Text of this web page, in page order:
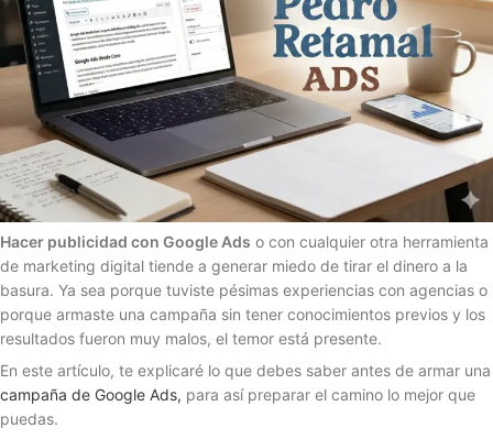
Hacer publicidad con Google Ads o con cualquier otra herramienta
de marketing digital tiende a generar miedo de tirar el dinero a la
basura. Ya sea porque tuviste pésimas experiencias con agencias o
porque armaste una campaña sin tener conocimientos previos y los
resultados fueron muy malos, el temor está presente.
En este artículo, te explicaré lo que debes saber antes de armar una
campaña de Google Ads, para así preparar el camino lo mejor que
puedas.